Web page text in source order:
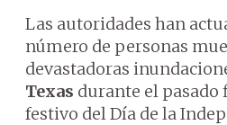
Las autoridades han
número de personas
devastadoras
Texas durante el pasado
festivo del Día de la